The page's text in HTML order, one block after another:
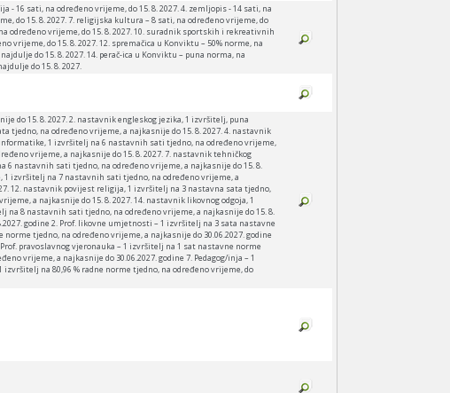
16 sati, na određeno vrijeme, do 15. 8. 2027. 4. zemljopis - 14 sati, na
do 15. 8. 2027. 7. religijska kultura – 8 sati, na određeno vrijeme, do
određeno vrijeme, do 15. 8. 2027. 10. suradnik sportskih i rekreativnih
vrijeme, do 15. 8. 2027. 12. spremačica u Konviktu – 50% norme, na
do 15. 8. 2027. 14. perač-ica u Konviktu – puna norma, na
do 15. 8. 2027.
do 15. 8. 2027. 2. nastavnik engleskog jezika, 1 izvršitelj, puna
tjedno, na određeno vrijeme, a najkasnije do 15. 8. 2027. 4. nastavnik
1 izvršitelj na 6 nastavnih sati tjedno, na određeno vrijeme,
vrijeme, a najkasnije do 15. 8. 2027. 7. nastavnik tehničkog
nastavnih sati tjedno, na određeno vrijeme, a najkasnije do 15. 8.
1 izvršitelj na 7 nastavnih sati tjedno, na određeno vrijeme, a
12. nastavnik povijest religija, 1 izvršitelj na 3 nastavna sata tjedno,
a najkasnije do 15. 8. 2027. 14. nastavnik likovnog odgoja, 1
8 nastavnih sati tjedno, na određeno vrijeme, a najkasnije do 15. 8.
godine 2. Prof. likovne umjetnosti – 1 izvršitelj na 3 sata nastavne
tjedno, na određeno vrijeme, a najkasnije do 30.06.2027. godine
pravoslavnog vjeronauka – 1 izvršitelj na 1 sat nastavne norme
vrijeme, a najkasnije do 30.06.2027. godine 7. Pedagog/inja – 1
na 80,96 % radne norme tjedno, na određeno vrijeme, do